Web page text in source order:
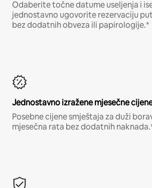
Odaberite točne datume useljenja i
jednostavno ugovorite rezervaciju
bez dodatnih obveza ili papirologije.*
Jednostavno izražene mjesečne
Posebne cijene smještaja za duži
mjesečna rata bez dodatnih